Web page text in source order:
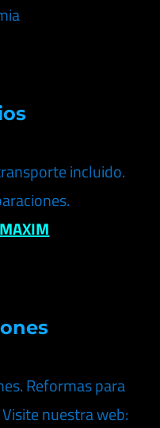
incluido.
Reformas para
nuestra web: